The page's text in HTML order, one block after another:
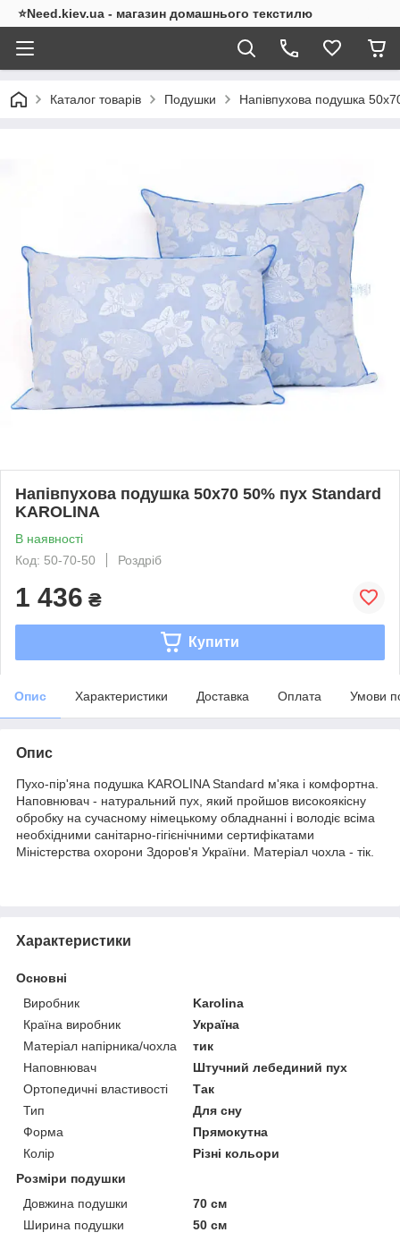
⭐Need.kiev.ua - магазин домашнього текстилю
Каталог товарів Подушки Напівпухова подушка
Напівпухова подушка 50x70 50% пух Standard
KAROLINA
В наявності
Код: 50-70-50
Роздріб
1 436 ₴
Купити
Опис Характеристики Доставка Оплата Умови
Опис
Пухо-пір'яна подушка KAROLINA Standard м'яка і комфортна.
Наповнювач - натуральний пух, який пройшов високоякісну
обробку на сучасному німецькому обладнанні і володіє всіма
необхідними санітарно-гігієнічними сертифікатами
Міністерства охорони Здоров'я України. Матеріал чохла - тік.
Характеристики
Основні
Виробник
Karolina
Країна виробник
Україна
Матеріал напірника/чохла
тик
Наповнювач
Штучний лебединий пух
Ортопедичні властивості
Так
Тип
Для сну
Форма
Прямокутна
Колір
Різні кольори
Розміри подушки
Довжина подушки
70 см
Ширина подушки
50 см